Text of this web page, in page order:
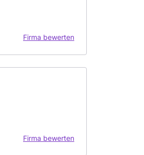
Firma bewerten
Firma bewerten